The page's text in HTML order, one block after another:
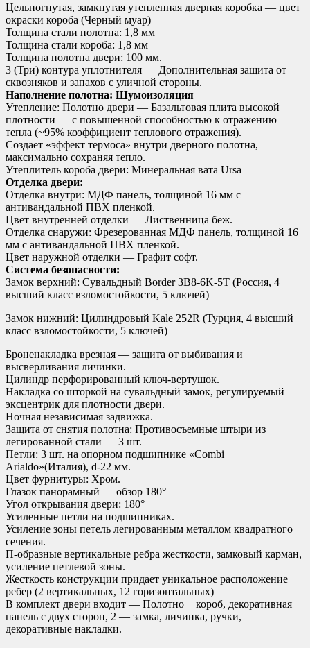
Цельногнутая, замкнутая утепленная дверная коробка — цвет
окраски короба (Черный муар)
Толщина стали полотна: 1,8 мм
Толщина стали короба: 1,8 мм
Толщина полотна двери: 100 мм.
3 (Три) контура уплотнителя — Дополнительная защита от
сквозняков и запахов с уличной стороны.
Наполнение полотна: Шумоизоляция
Утепление: Полотно двери — Базальтовая плита высокой
плотности — с повышенной способностью к отражению
тепла (~95% коэффициент теплового отражения).
Создает «эффект термоса» внутри дверного полотна,
максимально сохраняя тепло.
Утеплитель короба двери: Минеральная вата Ursa
Отделка двери:
Отделка внутри: МДФ панель, толщиной 16 мм с
антивандальной ПВХ пленкой.
Цвет внутренней отделки — Лиственница беж.
Отделка снаружи: Фрезерованная МДФ панель, толщиной 16
мм с антивандальной ПВХ пленкой.
Цвет наружной отделки — Графит софт.
Система безопасности:
Замок верхний: Сувальдный Border 3B8-6K-5Т (Россия, 4
высший класс взломостойкости, 5 ключей)
Замок нижний: Цилиндровый Kale 252R (Турция, 4 высший
класс взломостойкости, 5 ключей)
Броненакладка врезная — защита от выбивания и
высверливания личинки.
Цилиндр перфорированный ключ-вертушок.
Накладка со шторкой на сувальдный замок, регулируемый
эксцентрик для плотности двери.
Ночная независимая задвижка.
Защита от снятия полотна: Противосъемные штыри из
легированной стали — 3 шт.
Петли: 3 шт. на опорном подшипнике «Combi
Arialdo»(Италия), d-22 мм.
Цвет фурнитуры: Хром.
Глазок панорамный — обзор 180°
Угол открывания двери: 180°
Усиленные петли на подшипниках.
Усиление зоны петель легированным металлом квадратного
сечения.
П-образные вертикальные ребра жесткости, замковый карман,
усиление петлевой зоны.
Жесткость конструкции придает уникальное расположение
ребер (2 вертикальных, 12 горизонтальных)
В комплект двери входит — Полотно + короб, декоративная
панель с двух сторон, 2 — замка, личинка, ручки,
декоративные накладки.